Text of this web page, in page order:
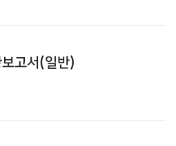
고서(일반)